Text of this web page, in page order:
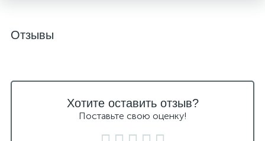
Отзывы
Хотите оставить отзыв?
Поставьте свою оценку!